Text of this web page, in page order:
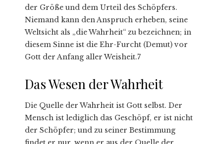
der Größe und dem Urteil des Schöpfers.
Niemand kann den Anspruch erheben, seine
Weltsicht als „die Wahrheit“ zu bezeichnen; in
diesem Sinne ist die Ehr-Furcht (Demut) vor
Gott der Anfang aller Weisheit.7
Das Wesen der Wahrheit
Die Quelle der Wahrheit ist Gott selbst. Der
Mensch ist lediglich das Geschöpf, er ist nicht
der Schöpfer; und zu seiner Bestimmung